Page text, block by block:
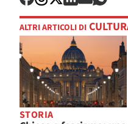
ALTRI ARTICOLI DI
STORIA